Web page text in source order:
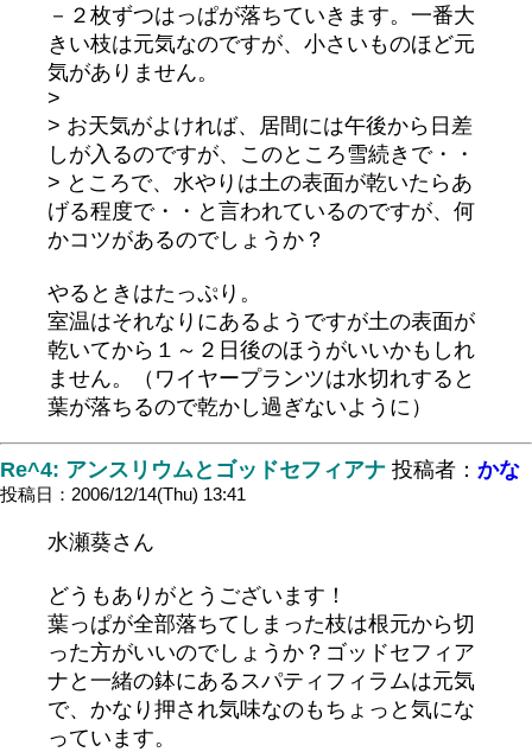
－２枚ずつはっぱが落ちていきます。一番大
きい枝は元気なのですが、小さいものほど元
気がありません。
>
> お天気がよければ、居間には午後から日差
しが入るのですが、このところ雪続きで・・
> ところで、水やりは土の表面が乾いたらあ
げる程度で・・と言われているのですが、何
かコツがあるのでしょうか？
やるときはたっぷり。
室温はそれなりにあるようですが土の表面が
乾いてから１～２日後のほうがいいかもしれ
ません。（ワイヤープランツは水切れすると
葉が落ちるので乾かし過ぎないように）
Re^4: アンスリウムとゴッドセフィアナ 投稿者： かな
投稿日：2006/12/14(Thu) 13:41
水瀬葵さん
どうもありがとうございます！
葉っぱが全部落ちてしまった枝は根元から切
った方がいいのでしょうか？ゴッドセフィア
ナと一緒の鉢にあるスパティフィラムは元気
で、かなり押され気味なのもちょっと気にな
っています。